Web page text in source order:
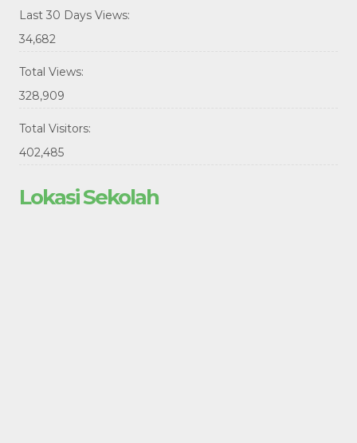
Last 30 Days Views:
34,682
Total Views:
328,909
Total Visitors:
402,485
Lokasi Sekolah